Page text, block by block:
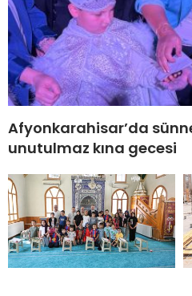
Afyonkarahisar’da
unutulmaz kına gecesi